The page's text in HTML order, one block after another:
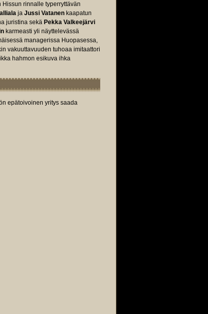
rinnalle typerryttävän
ja Jussi Vatanen kaapatun
juristina sekä Pekka Valkeejärvi
karmeasti yli näyttelevässä
managerissa Huopasessa,
vakuuttavuuden tuhoaa imitaattori
hahmon esikuva ihka
epätoivoinen yritys saada